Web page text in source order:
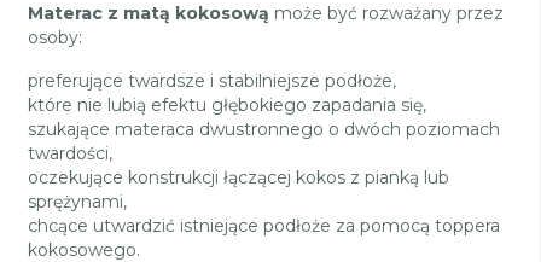
Materac z matą kokosową może być rozważany przez
osoby:
preferujące twardsze i stabilniejsze podłoże,
które nie lubią efektu głębokiego zapadania się,
szukające materaca dwustronnego o dwóch poziomach
twardości,
oczekujące konstrukcji łączącej kokos z pianką lub
sprężynami,
chcące utwardzić istniejące podłoże za pomocą toppera
kokosowego.